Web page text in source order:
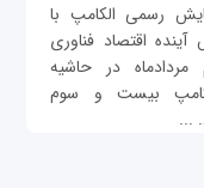
رسمی الکامپ با
اقتصاد فناوری
مردادماه در حاشیه
بیست و سوم
...